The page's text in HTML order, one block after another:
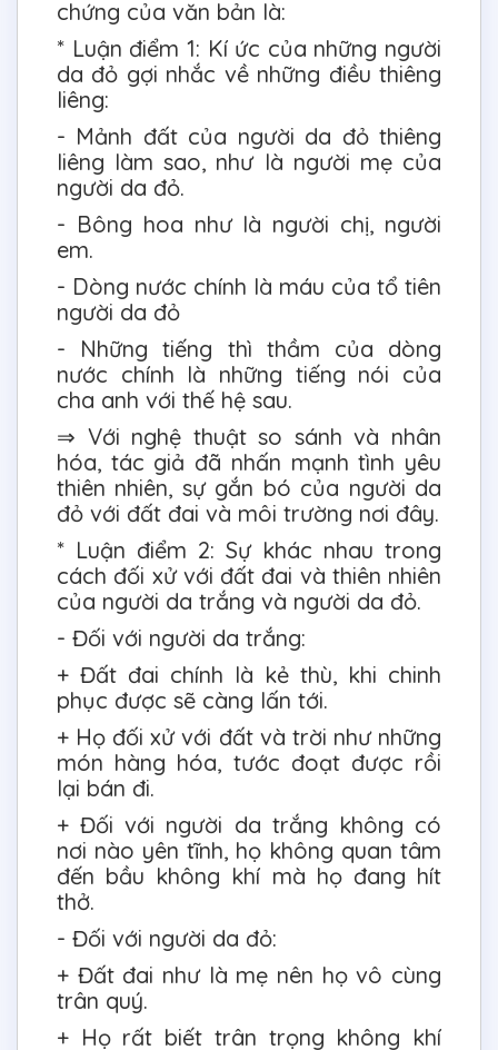
chứng của văn bản là:
* Luận điểm 1: Kí ức của những người
da đỏ gợi nhắc về những điều thiêng
liêng:
- Mảnh đất của người da đỏ thiêng
liêng làm sao, như là người mẹ của
người da đỏ.
- Bông hoa như là người chị, người
em.
- Dòng nước chính là máu của tổ tiên
người da đỏ
- Những tiếng thì thầm của dòng
nước chính là những tiếng nói của
cha anh với thế hệ sau.
⇒ Với nghệ thuật so sánh và nhân
hóa, tác giả đã nhấn mạnh tình yêu
thiên nhiên, sự gắn bó của người da
đỏ với đất đai và môi trường nơi đây.
* Luận điểm 2: Sự khác nhau trong
cách đối xử với đất đai và thiên nhiên
của người da trắng và người da đỏ.
- Đối với người da trắng:
+ Đất đai chính là kẻ thù, khi chinh
phục được sẽ càng lấn tới.
+ Họ đối xử với đất và trời như những
món hàng hóa, tước đoạt được rồi
lại bán đi.
+ Đối với người da trắng không có
nơi nào yên tĩnh, họ không quan tâm
đến bầu không khí mà họ đang hít
thở.
- Đối với người da đỏ:
+ Đất đai như là mẹ nên họ vô cùng
trân quý.
+ Họ rất biết trân trọng không khí